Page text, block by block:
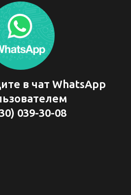
в чат WhatsApp
039-30-08